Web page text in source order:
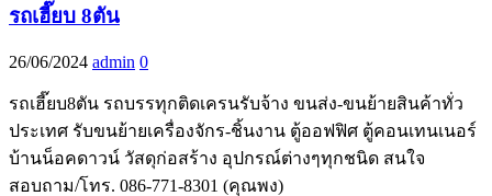
รถเฮี๊ยบ 8ตัน
26/06/2024 admin 0
รถเฮี๊ยบ8ตัน รถบรรทุกติดเครนรับจ้าง ขนส่ง-ขนย้ายสินค้าทั่ว
ประเทศ รับขนย้ายเครื่องจักร-ชิ้นงาน ตู้ออฟฟิศ ตู้คอนเทนเนอร์
บ้านน็อคดาวน์ วัสดุก่อสร้าง อุปกรณ์ต่างๆทุกชนิด สนใจ
สอบถาม/โทร. 086-771-8301 (คุณพง)